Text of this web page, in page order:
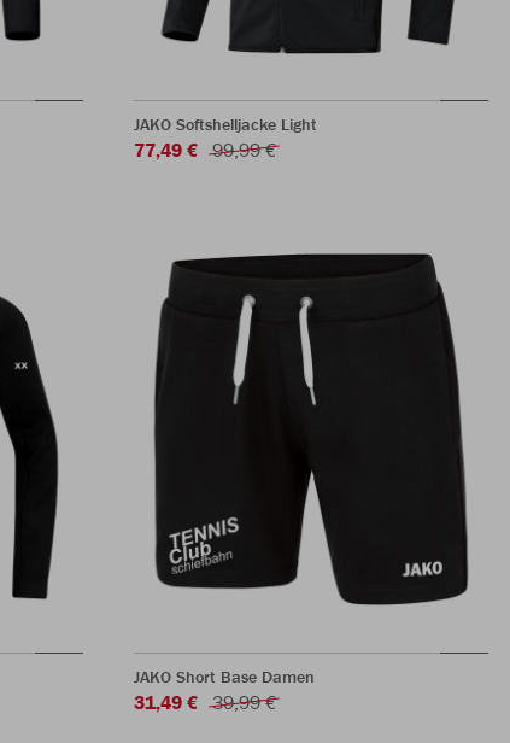
JAKO Softshelljacke Light
77,49 € 99,99 €
JAKO Short Base Damen
31,49 € 39,99 €